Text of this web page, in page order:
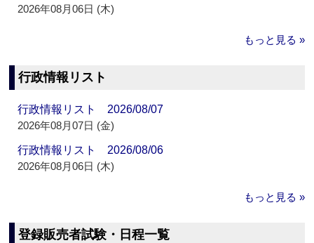
2026年08月06日 (木)
もっと見る »
行政情報リスト
行政情報リスト 2026/08/07
2026年08月07日 (金)
行政情報リスト 2026/08/06
2026年08月06日 (木)
もっと見る »
登録販売者試験・日程一覧